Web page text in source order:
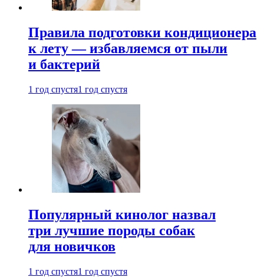
Правила подготовки кондиционера
к лету — избавляемся от пыли
и бактерий
1 год спустя1 год спустя
Популярный кинолог назвал
три лучшие породы собак
для новичков
1 год спустя1 год спустя